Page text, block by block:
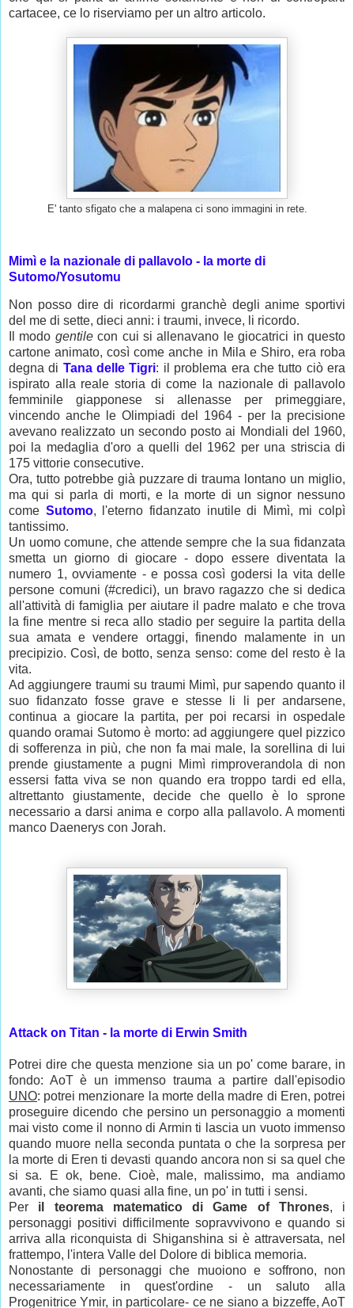
cartacee, ce lo riserviamo per un altro articolo.
E' tanto sfigato che a malapena ci sono immagini in rete.
Mimì e la nazionale di pallavolo - la morte di
Sutomo/Yosutomu
Non posso dire di ricordarmi granchè degli anime sportivi
del me di sette, dieci anni: i traumi, invece, li ricordo.
Il modo gentilecon cui si allenavano le giocatrici in questo
cartone animato, così come anche in Mila e Shiro, era roba
degna di Tana delle Tigri: il problema era che tutto ciò era
ispirato alla reale storia di come la nazionale di pallavolo
femminile giapponese si allenasse per primeggiare,
vincendo anche le Olimpiadi del 1964 - per la precisione
avevano realizzato un secondo posto ai Mondiali del 1960,
poi la medaglia d'oro a quelli del 1962 per una striscia di
175 vittorie consecutive.
Ora, tutto potrebbe già puzzare di trauma lontano un miglio,
ma qui si parla di morti, e la morte di un signor nessuno
come Sutomo, l'eterno fidanzato inutile di Mimì, mi colpì
tantissimo.
Un uomo comune, che attende sempre che la sua fidanzata
smetta un giorno di giocare - dopo essere diventata la
numero 1, ovviamente - e possa così godersi la vita delle
persone comuni (#credici), un bravo ragazzo che si dedica
all'attività di famiglia per aiutare il padre malato e che trova
la fine mentre si reca allo stadio per seguire la partita della
sua amata e vendere ortaggi, finendo malamente in un
precipizio. Così, de botto, senza senso: come del resto è la
vita.
Ad aggiungere traumi su traumi Mimì, pur sapendo quanto il
suo fidanzato fosse grave e stesse li li per andarsene,
continua a giocare la partita, per poi recarsi in ospedale
quando oramai Sutomo è morto: ad aggiungere quel pizzico
di sofferenza in più, che non fa mai male, la sorellina di lui
prende giustamente a pugni Mimì rimproverandola di non
essersi fatta viva se non quando era troppo tardi ed ella,
altrettanto giustamente, decide che quello è lo sprone
necessario a darsi anima e corpo alla pallavolo. A momenti
manco Daenerys con Jorah.
Attack on Titan - la morte di Erwin Smith
Potrei dire che questa menzione sia un po' come barare, in
fondo: AoT è un immenso trauma a partire dall'episodio
UNO: potrei menzionare la morte della madre di Eren, potrei
proseguire dicendo che persino un personaggio a momenti
mai visto come il nonno di Armin ti lascia un vuoto immenso
quando muore nella seconda puntata o che la sorpresa per
la morte di Eren ti devasti quando ancora non si sa quel che
si sa. E ok, bene. Cioè, male, malissimo, ma andiamo
avanti, che siamo quasi alla fine, un po' in tutti i sensi.
Per il teorema matematico di Game of Thrones, i
personaggi positivi difficilmente sopravvivono e quando si
arriva alla riconquista di Shiganshina si è attraversata, nel
frattempo, l'intera Valle del Dolore di biblica memoria.
Nonostante di personaggi che muoiono e soffrono, non
necessariamente in quest'ordine - un saluto alla
Progenitrice Ymir, in particolare- ce ne siano a bizzeffe, AoT